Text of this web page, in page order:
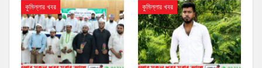
কুমিল্লার খবর কুমিল্লার খবর